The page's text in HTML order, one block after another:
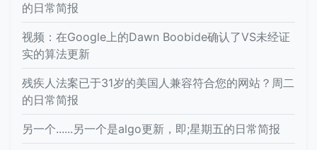
的日常简报
视频：在Google上的Dawn Boobide确认了VS未经证
实的算法更新
残疾人法案已于31岁的美国人兼容符合您的网站？周二
的日常简报
另一个......另一个是algo更新，即;星期五的日常简报